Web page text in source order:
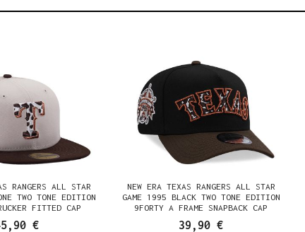
RANGERS ALL STAR
TWO TONE EDITION
FITTED CAP
€
NEW ERA TEXAS RANGERS ALL STAR
GAME 1995 BLACK TWO TONE EDITION
9FORTY A FRAME SNAPBACK CAP
39,90 €